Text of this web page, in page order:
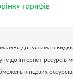
тарифів
допустима
до Інтернет-ресурсів
кінцевих